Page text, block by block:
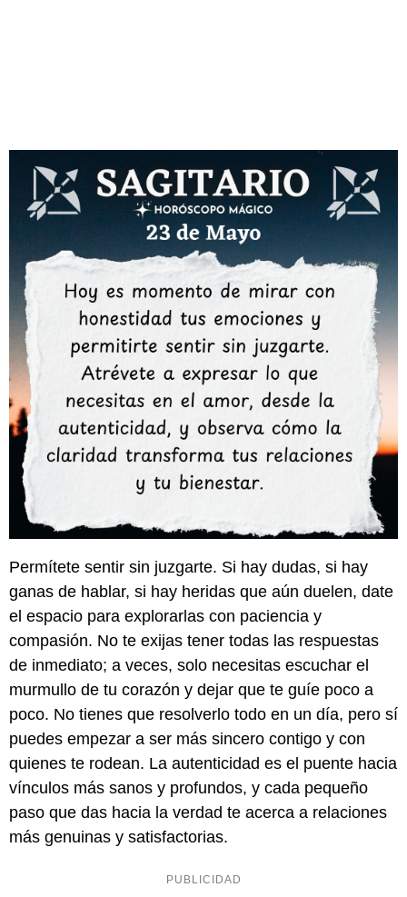
Permítete sentir sin juzgarte. Si hay dudas, si hay
ganas de hablar, si hay heridas que aún duelen, date
el espacio para explorarlas con paciencia y
compasión. No te exijas tener todas las respuestas
de inmediato; a veces, solo necesitas escuchar el
murmullo de tu corazón y dejar que te guíe poco a
poco. No tienes que resolverlo todo en un día, pero sí
puedes empezar a ser más sincero contigo y con
quienes te rodean. La autenticidad es el puente hacia
vínculos más sanos y profundos, y cada pequeño
paso que das hacia la verdad te acerca a relaciones
más genuinas y satisfactorias.